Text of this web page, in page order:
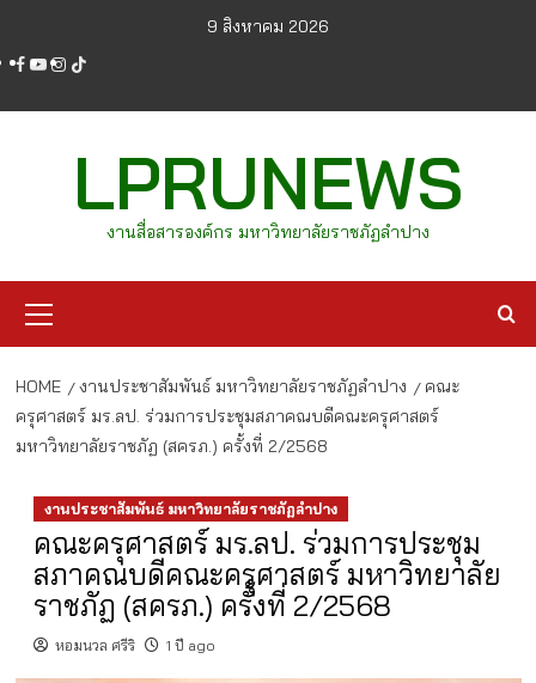
content
9 สิงหาคม 2026
facebook
youtube
instagram
tiktok
LPRUNEWS
งานสื่อสารองค์กร มหาวิทยาลัยราชภัฏลำปาง
Menu
HOME งานประชาสัมพันธ์ มหาวิทยาลัยราชภัฏลำปาง
คณะ
ครุศาสตร์ มร.ลป. ร่วมการประชุมสภาคณบดีคณะครุศาสตร์
มหาวิทยาลัยราชภัฏ (สครภ.) ครั้งที่ 2/2568
งานประชาสัมพันธ์ มหาวิทยาลัยราชภัฏลำปาง
คณะครุศาสตร์ มร.ลป. ร่วมการประชุม
สภาคณบดีคณะครุศาสตร์ มหาวิทยาลัย
ราชภัฏ (สครภ.) ครั้งที่ 2/2568
หอมนวล ศรีริ 1 ปี ago